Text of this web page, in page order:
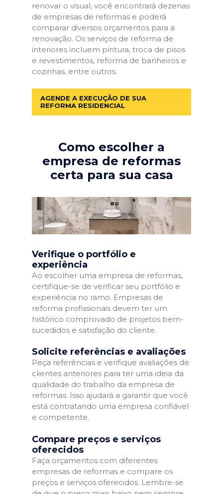
renovar o visual, você encontrará dezenas
de empresas de reformas e poderá
comparar diversos orçamentos para a
renovação. Os serviços de reforma de
interiores incluem pintura, troca de pisos
e revestimentos, reforma de banheiros e
cozinhas, entre outros.
AGENDE A EXECUÇÃO DE SUA
REFORMA RESIDENCIAL
Como escolher a
empresa de reformas
certa para sua casa
Verifique o portfólio e
experiência
Ao escolher uma empresa de reformas,
certifique-se de verificar seu portfólio e
experiência no ramo. Empresas de
reforma profissionais devem ter um
histórico comprovado de projetos bem-
sucedidos e satisfação do cliente.
Solicite referências e avaliações
Peça referências e verifique avaliações de
clientes anteriores para ter uma ideia da
qualidade do trabalho da empresa de
reformas. Isso ajudará a garantir que você
está contratando uma empresa confiável
e competente.
Compare preços e serviços
oferecidos
Faça orçamentos com diferentes
empresas de reformas e compare os
preços e serviços oferecidos. Lembre-se